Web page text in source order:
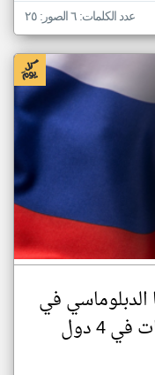
عدد الكلمات: ٦ الصور: ٢٥
في
إفريقيا بافتتاح ممثليات في 4 دول